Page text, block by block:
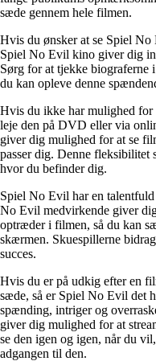
sæde gennem hele filmen.
Hvis du ønsker at se Spiel
Spiel No Evil kino giver dig
Sørg for at tjekke biograferne
du kan opleve denne
Hvis du ikke har mulighed
leje den på DVD eller via
giver dig mulighed for at se
passer dig. Denne fleksibilitet
hvor du befinder dig.
Spiel No Evil har en talentfuld
No Evil medvirkende giver
optræder i filmen, så du kan
skærmen. Skuespillerne
succes.
Hvis du er på udkig efter en
sæde, så er Spiel No Evil det
spænding, intriger og
giver dig mulighed for at
se den igen og igen, når du
adgangen til den.